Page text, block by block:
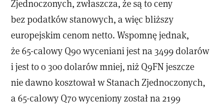
Zjednoczonych, zwłaszcza, że są to ceny
bez podatków stanowych, a więc bliższy
europejskim cenom netto. Wspomnę jednak,
że 65-calowy Q90 wyceniani jest na 3499 dolarów
i jest to o 300 dolarów mniej, niż Q9FN jeszcze
nie dawno kosztował w Stanach Zjednoczonych,
a 65-calowy Q70 wyceniony został na 2199